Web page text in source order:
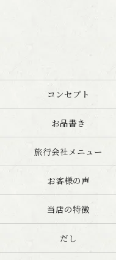
コンセプト
お品書き
旅行会社メニュー
お客様の声
当店の特徴
だし